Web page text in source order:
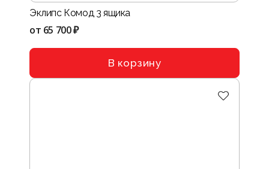
Эклипс Комод 3 ящика
от 65 700 ₽
В корзину